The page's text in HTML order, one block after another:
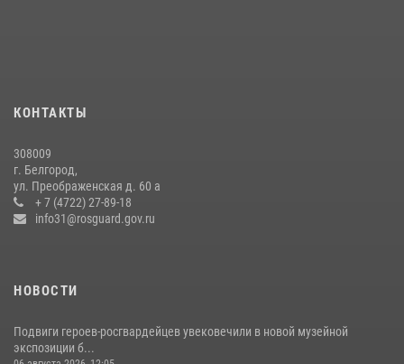
боксу
Росгвардейцы провели урок безопасности для воспитанников
Старооскольского военно-патриотического клуба
10 июля 2026, 06:30
КОНТАКТЫ
308009
г. Белгород,
ул. Преображенская д. 60 а
+ 7 (4722) 27-89-18
info31@rosguard.gov.ru
НОВОСТИ
Подвиги героев‑росгвардейцев увековечили в новой музейной
экспозиции б...